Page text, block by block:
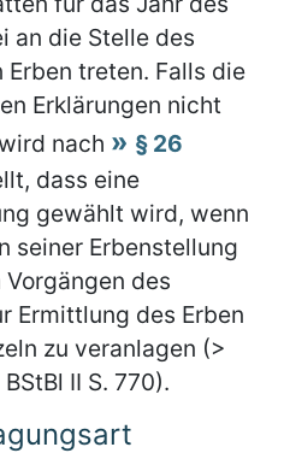
an die Stelle des
treten. Falls die
Erklärungen nicht
nach
§ 26
dass eine
gewählt wird, wenn
seiner Erbenstellung
des
Ermittlung des Erben
zu veranlagen (>
II S. 770).